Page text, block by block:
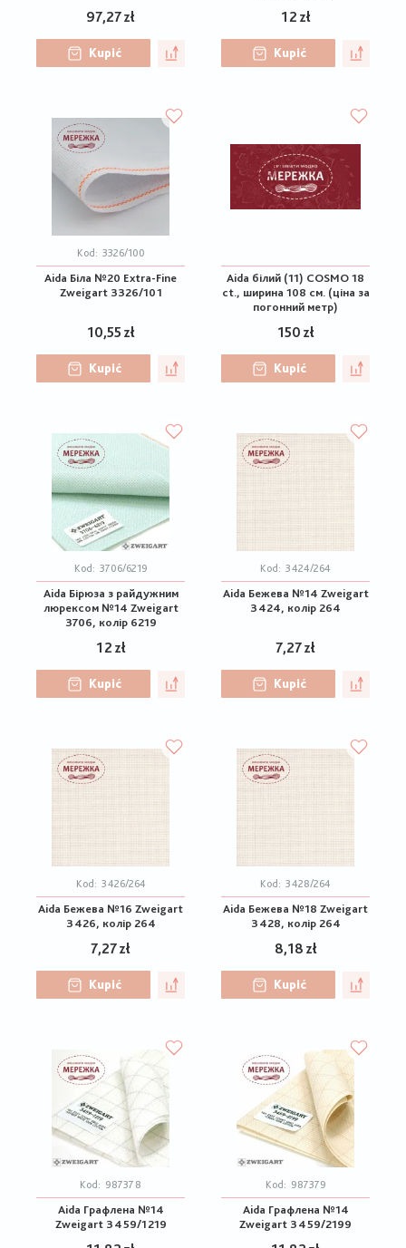
97,27 zł
Kupić
12 zł
Kupić
Kod: 3326/100
Aida Біла №20 Extra-Fine
Zweigart 3326/101
10,55 zł
Kupić
Aida білий (11) COSMO 18
ct., ширина 108 см. (ціна за
погонний метр)
150 zł
Kupić
Kod: 3706/6219
Aida Бірюза з райдужним
люрексом №14 Zweigart
3706, колір 6219
12 zł
Kupić
Kod: 3424/264
Aida Бежева №14 Zweigart
3424, колір 264
7,27 zł
Kupić
Kod: 3426/264
Aida Бежева №16 Zweigart
3426, колір 264
7,27 zł
Kupić
Kod: 3428/264
Aida Бежева №18 Zweigart
3428, колір 264
8,18 zł
Kupić
Kod: 987378
Aida Графлена №14
Zweigart 3459/1219
Kod: 987379
Aida Графлена №14
Zweigart 3459/2199